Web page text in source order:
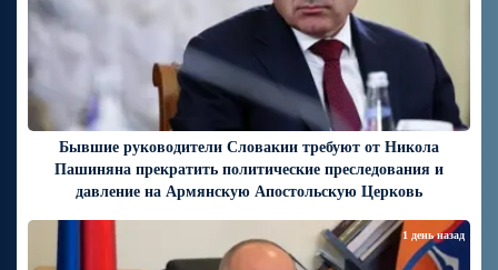
Бывшие руководители Словакии требуют от Никола
Пашиняна прекратить политические преследования и
давление на Армянскую Апостольскую Церковь
1 день назад